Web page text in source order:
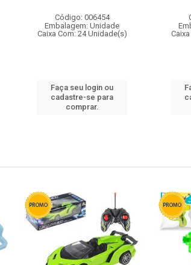
Código: 006454
Embalagem: Unidade
Caixa Com: 24 Unidade(s)
Faça seu login ou
cadastre-se para
comprar.